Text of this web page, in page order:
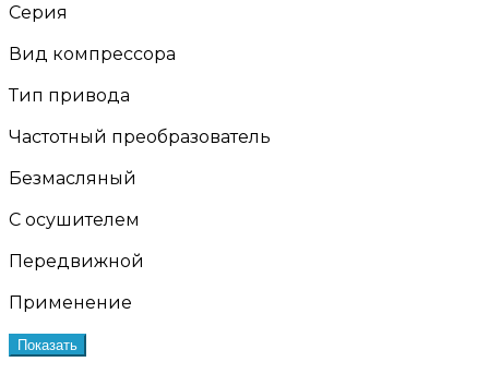
Серия
Вид компрессора
Тип привода
Частотный преобразователь
Безмасляный
С осушителем
Передвижной
Применение
Показать